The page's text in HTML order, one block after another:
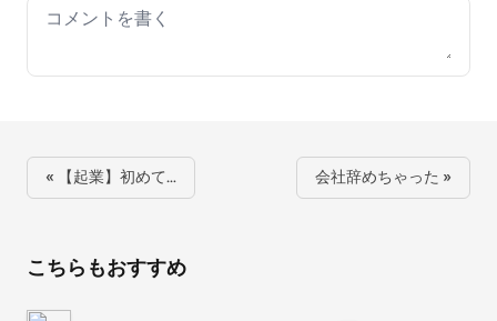
Your comment
« 【起業】初めて… 会社辞めちゃった »
こちらもおすすめ